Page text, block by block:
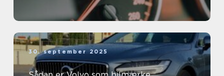
30. september 2025